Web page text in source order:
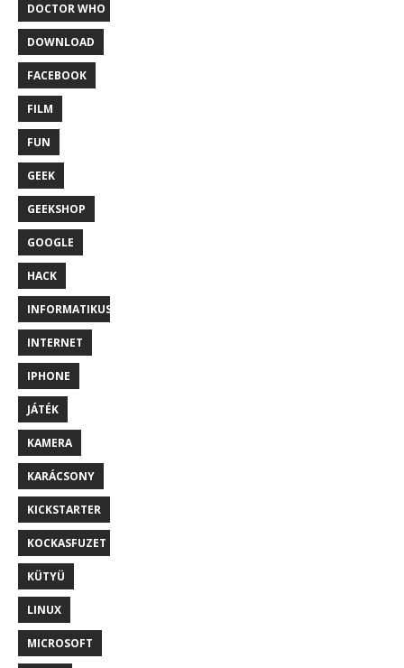
DOCTOR WHO
DOWNLOAD
FACEBOOK
FILM
FUN
GEEK
GEEKSHOP
GOOGLE
HACK
INFORMATIKUS
INTERNET
IPHONE
JÁTÉK
KAMERA
KARÁCSONY
KICKSTARTER
KOCKASFUZET
KÜTYÜ
LINUX
MICROSOFT